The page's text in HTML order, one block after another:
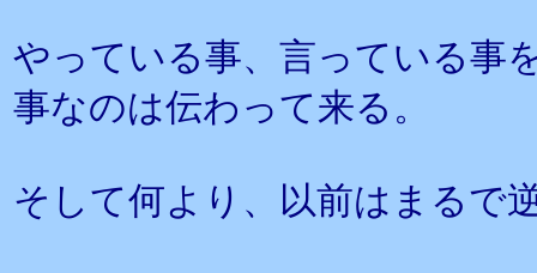
やっている事、言っている事
事なのは伝わって来る。
そして何より、以前はまるで